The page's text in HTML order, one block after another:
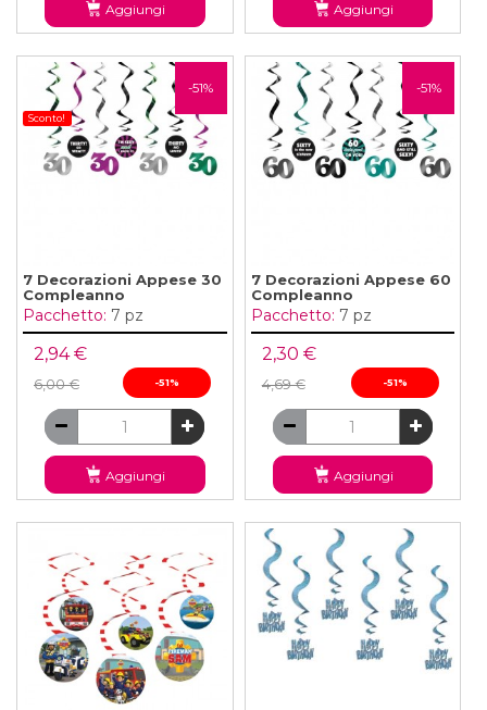
Aggiungi Aggiungi
-51%
Sconto!
7 Decorazioni Appese 30
Compleanno
Pacchetto: 7 pz
2,94 €
6,00 € -51%
Aggiungi
-51%
7 Decorazioni Appese 60
Compleanno
Pacchetto: 7 pz
2,30 €
4,69 € -51%
Aggiungi